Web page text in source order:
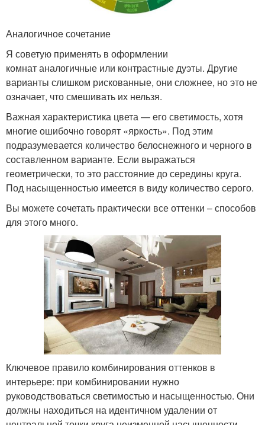
Аналогичное сочетание
Я советую применять в оформлении
комнат аналогичные или контрастные дуэты. Другие
варианты слишком рискованные, они сложнее, но это не
означает, что смешивать их нельзя.
Важная характеристика цвета — его светимость, хотя
многие ошибочно говорят «яркость». Под этим
подразумевается количество белоснежного и черного в
составленном варианте. Если выражаться
геометрически, то это расстояние до середины круга.
Под насыщенностью имеется в виду количество серого.
Вы можете сочетать практически все оттенки – способов
для этого много.
Ключевое правило комбинирования оттенков в
интерьере: при комбинировании нужно
руководствоваться светимостью и насыщенностью. Они
должны находиться на идентичном удалении от